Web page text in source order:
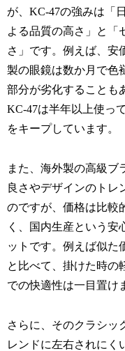
が、KC-47の強みは「
よる品質の高さ」と「
さ」です。例えば、安
製の眼鏡は数か月で色
部分が劣化することも
KC-47は半年以上使っ
をキープしています。
また、海外製の高級ブ
良さやデザインのトレ
のですが、価格は比較
く、国内生産という安
ットです。例えば似た
と比べて、掛けた時の
での快適性は一目置け
さらに、そのクラシッ
レンドに左右されにく